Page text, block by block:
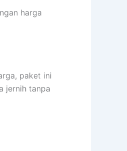
harga
paket ini
jernih tanpa